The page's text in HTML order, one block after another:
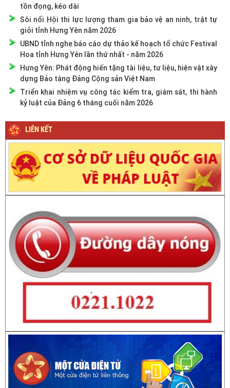
tồn đọng, kéo dài
Sôi nổi Hội thi lực lượng tham gia bảo vệ an ninh, trật tự
giỏi tỉnh Hưng Yên năm 2026
UBND tỉnh nghe báo cáo dự thảo kế hoạch tổ chức Festival
Hoa tỉnh Hưng Yên lần thứ nhất - năm 2026
Hưng Yên: Phát động hiến tặng tài liệu, tư liệu, hiện vật xây
dựng Bảo tàng Đảng Cộng sản Việt Nam
Triển khai nhiệm vụ công tác kiểm tra, giám sát, thi hành
kỷ luật của Đảng 6 tháng cuối năm 2026
LIÊN KẾT